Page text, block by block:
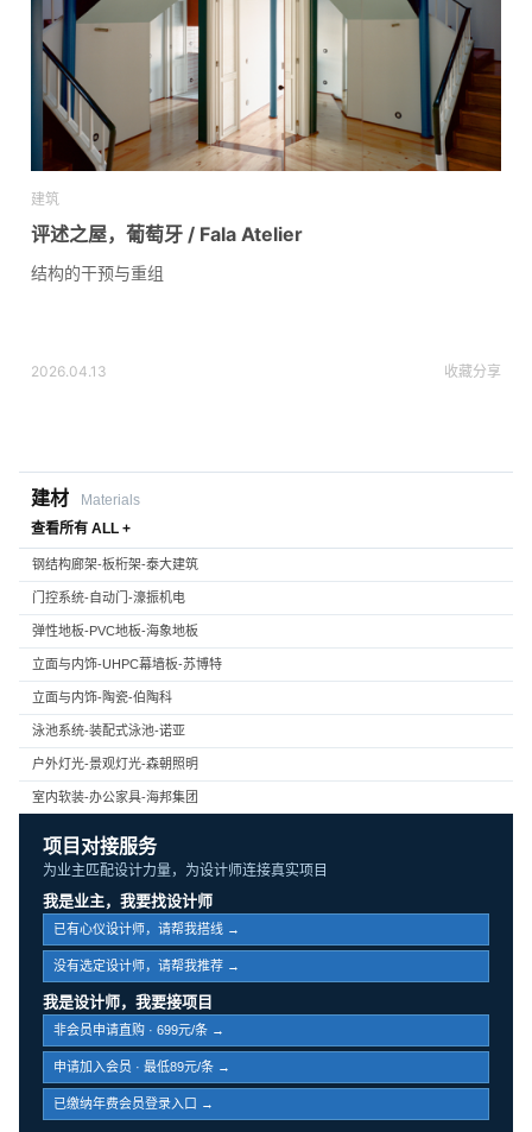
建筑
评述之屋，葡萄牙 / Fala Atelier
结构的干预与重组
2026.04.13 收藏分享
建材
Materials
查看所有 ALL +
钢结构廊架-板桁架-泰大建筑
门控系统-自动门-濠振机电
弹性地板-PVC地板-海象地板
立面与内饰-UHPC幕墙板-苏博特
立面与内饰-陶瓷-伯陶科
泳池系统-装配式泳池-诺亚
户外灯光-景观灯光-森朝照明
室内软装-办公家具-海邦集团
项目对接服务
为业主匹配设计力量，为设计师连接真实项目
我是业主，我要找设计师
已有心仪设计师，请帮我搭线 →
没有选定设计师，请帮我推荐 →
我是设计师，我要接项目
非会员申请直购 · 699元/条 →
申请加入会员 · 最低89元/条 →
已缴纳年费会员登录入口 →